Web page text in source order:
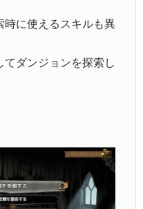
時に使えるスキルも異
ダンジョンを探索し